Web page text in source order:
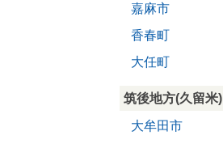
嘉麻市
香春町
大任町
筑後地方(久留米)
大牟田市